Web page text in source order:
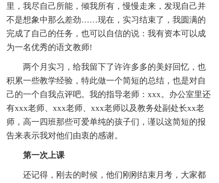
里，我尽自己所能，倾我所有，慢慢走来，发现自己并
不是想象中那么差劲……现在，实习结束了，我圆满的
完成了自己的任务，也可以自信的说：我有资本可以成
为一名优秀的语文教师!
两个月实习，给我留下了许许多多的美好回忆，也
积累一些教学经验，特此做一个简短的总结，也是对自
己的一个自我点评吧。我的指导老师：xxx。办公室里还
有xxx老师、xxx老师、xxx老师以及教务处副处长xx老
师，高一四班那些可爱单纯的孩子们，谨以这简短的报
告来表示我对他们由衷的感谢。
第一次上课
还记得，刚去的时候，他们刚刚结束月考，大家都